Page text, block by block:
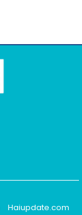
Haiupdate.com